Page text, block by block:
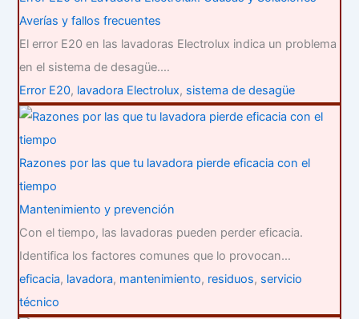
Averías y fallos frecuentes
El error E20 en las lavadoras Electrolux indica un problema
en el sistema de desagüe.…
Error E20, lavadora Electrolux, sistema de desagüe
Razones por las que tu lavadora pierde eficacia con el
tiempo
Mantenimiento y prevención
Con el tiempo, las lavadoras pueden perder eficacia.
Identifica los factores comunes que lo provocan…
eficacia, lavadora, mantenimiento, residuos, servicio
técnico